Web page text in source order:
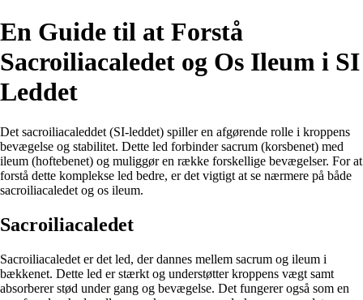
En Guide til at Forstå
Sacroiliacaledet og Os Ileum i SI
Leddet
Det sacroiliacaleddet (SI-leddet) spiller en afgørende rolle i kroppens
bevægelse og stabilitet. Dette led forbinder sacrum (korsbenet) med
ileum (hoftebenet) og muliggør en række forskellige bevægelser. For at
forstå dette komplekse led bedre, er det vigtigt at se nærmere på både
sacroiliacaledet og os ileum.
Sacroiliacaledet
Sacroiliacaledet er det led, der dannes mellem sacrum og ileum i
bækkenet. Dette led er stærkt og understøtter kroppens vægt samt
absorberer stød under gang og bevægelse. Det fungerer også som en